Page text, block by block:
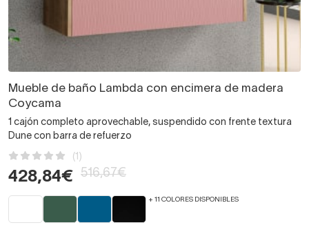
Mueble de baño Lambda con encimera de madera
Coycama
1 cajón completo aprovechable, suspendido con frente textura
Dune con barra de refuerzo
(1)
428,84€ 516,67€
+ 11 COLORES DISPONIBLES